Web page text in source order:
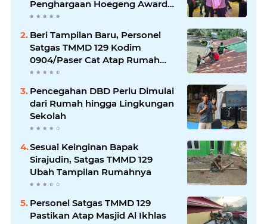
Penghargaan Hoegeng Awards
2026
Beri Tampilan Baru, Personel
Satgas TMMD 129 Kodim
0904/Paser Cat Atap Rumah
Marbot
Pencegahan DBD Perlu Dimulai
dari Rumah hingga Lingkungan
Sekolah
Sesuai Keinginan Bapak
Sirajudin, Satgas TMMD 129
Ubah Tampilan Rumahnya
Personel Satgas TMMD 129
Pastikan Atap Masjid Al Ikhlas